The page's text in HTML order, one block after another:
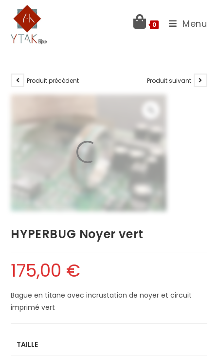
0 Menu
Produit précédent Produit suivant
HYPERBUG Noyer vert
175,00 €
Bague en titane avec incrustation de noyer et circuit
imprimé vert
TAILLE